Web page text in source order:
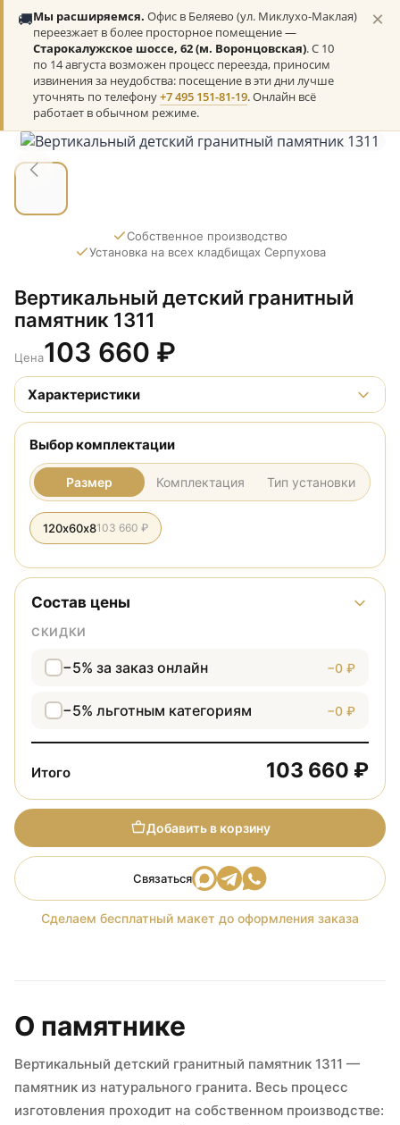
🚚Мы расширяемся. Офис в Беляево (ул. Миклухо-Маклая)
переезжает в более просторное помещение —
Старокалужское шоссе, 62 (м. Воронцовская). С 10
по 14 августа возможен процесс переезда, приносим
извинения за неудобства: посещение в эти дни лучше
уточнять по телефону+7 495 151-81-19. Онлайн всё
работает в обычном режиме.
×
Собственное производство
Установка на всех кладбищах Серпухова
Вертикальный детский гранитный
памятник 1311
Цена103 660 ₽
Характеристики
Выбор комплектации
Размер Комплектация Тип установки
120х60х8103 660 ₽
Состав цены
СКИДКИ
−5% за заказ онлайн −0 ₽
−5% льготным категориям −0 ₽
Итого 103 660 ₽
Добавить в корзину
Связаться
Сделаем бесплатный макет до оформления заказа
О памятнике
Вертикальный детский гранитный памятник 1311 —
памятник из натурального гранита. Весь процесс
изготовления проходит на собственном производстве: